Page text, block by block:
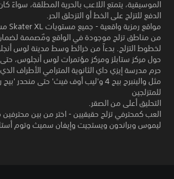
الموسيقية، يتمتع اللاعب بالحرية المطلقة، سواءً
الدفع للتزلج على الخط أو التزحلق الحر.
مواقع رمزية واقعية - جميع مستويات Skater XL مستوحاة
من مناطق تزلج موجودة في الواقع ومٌصممة
لخطوط التزلج. بدءاً من خرائط وسط مدينة لوس
حول مركز ستابلز ومركز مؤتمرات لوس أنجلوس، حتى
حرم مدرسة إيزي داي الثانوية المترامي الأطراف
مثل والينبرج بيج 4 و'ليب أوف فيث' حتى
للمتزلجين
التحليق أعلى من الصقر.
العب كمحترفي تزلج حقيقيين - اختر من بين
ليموس وبراندون ويستجيت وإيفان سميث وتوم